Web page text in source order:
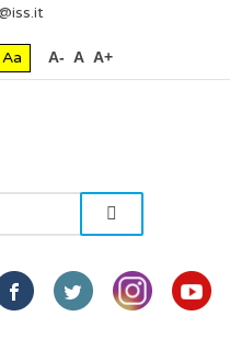
Aa A- A A+